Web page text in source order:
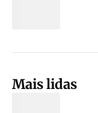
Mais lidas